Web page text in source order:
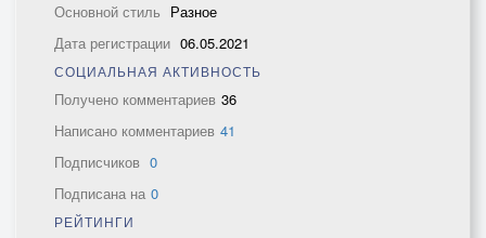
Основной стиль Разное
Дата регистрации 06.05.2021
СОЦИАЛЬНАЯ АКТИВНОСТЬ
Получено комментариев 36
Написано комментариев 41
Подписчиков 0
Подписана на 0
РЕЙТИНГИ